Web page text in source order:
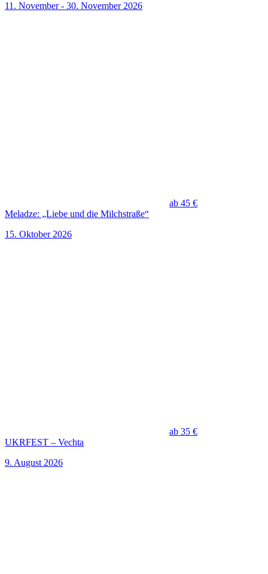
11. November - 30. November 2026
ab 45 €
Meladze: „Liebe und die Milchstraße“
15. Oktober 2026
ab 35 €
UKRFEST – Vechta
9. August 2026